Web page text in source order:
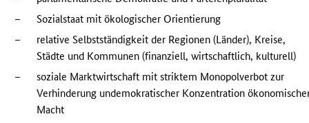
–
Sozialstaat mit ökologischer Orientierung
–
relative Selbstständigkeit der Regionen (Länder), Kreise,
Städte und Kommunen (finanziell, wirtschaftlich, kulturell)
–
soziale Marktwirtschaft mit striktem Monopolverbot zur
Verhinderung undemokratischer Konzentration
Macht